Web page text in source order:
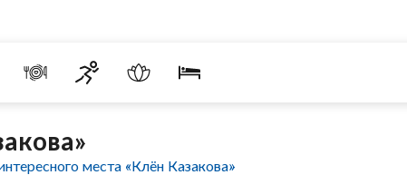
места «Клён Казакова»